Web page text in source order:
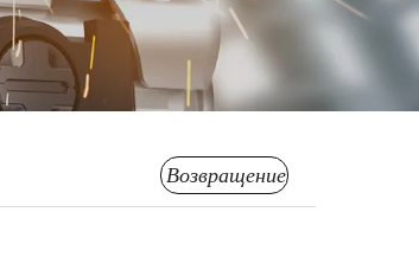
Возвращение